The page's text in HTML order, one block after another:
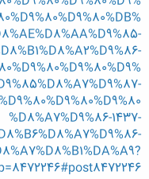
%D8%A7%D9%86-1437-